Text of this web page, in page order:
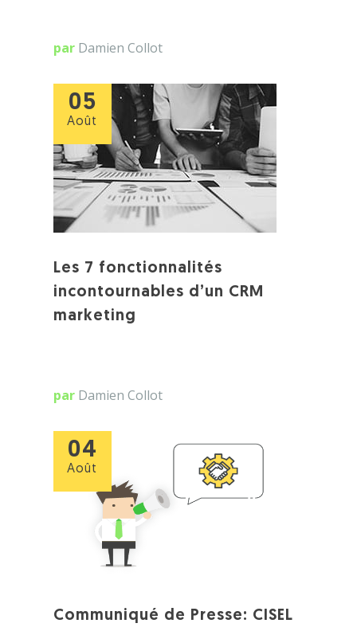
par Damien Collot
05
Août
Les 7 fonctionnalités
incontournables d’un CRM
marketing
par Damien Collot
04
Août
Communiqué de Presse: CISEL